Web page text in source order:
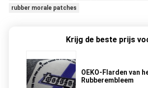
rubber morale patches
Krijg de beste prijs
OEKO-Flarden van
Rubberembleem